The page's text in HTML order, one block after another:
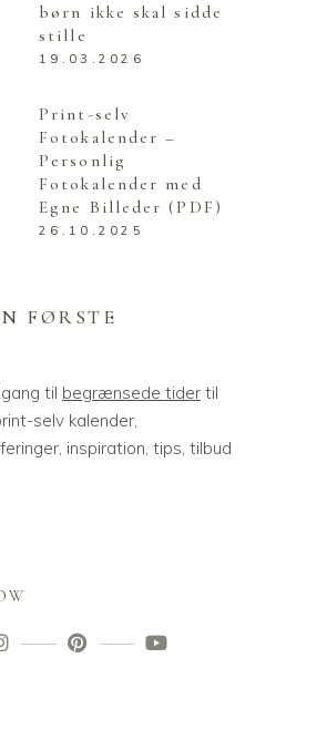
børn ikke skal sidde
stille
19.03.2026
Print-selv
Fotokalender –
Personlig
Fotokalender med
Egne Billeder (PDF)
26.10.2025
FØRSTE
til begrænsede tider til
selv kalender,
inspiration, tips, tilbud